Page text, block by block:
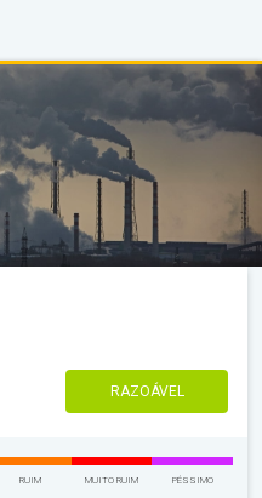
RAZOÁVEL
RUIM MUITO RUIM PÉSSIMO